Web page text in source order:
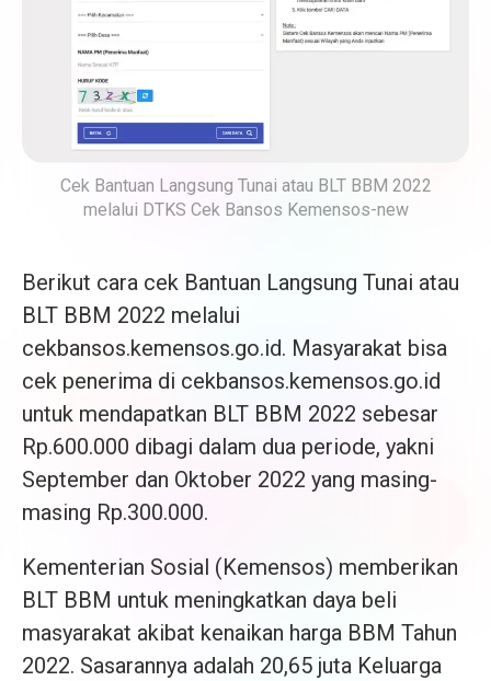
Cek Bantuan Langsung Tunai atau BLT BBM 2022
melalui DTKS Cek Bansos Kemensos-new
Berikut cara cek Bantuan Langsung Tunai atau
BLT BBM 2022 melalui
cekbansos.kemensos.go.id. Masyarakat bisa
cek penerima di cekbansos.kemensos.go.id
untuk mendapatkan BLT BBM 2022 sebesar
Rp.600.000 dibagi dalam dua periode, yakni
September dan Oktober 2022 yang masing-
masing Rp.300.000.
Kementerian Sosial (Kemensos) memberikan
BLT BBM untuk meningkatkan daya beli
masyarakat akibat kenaikan harga BBM Tahun
2022. Sasarannya adalah 20,65 juta Keluarga